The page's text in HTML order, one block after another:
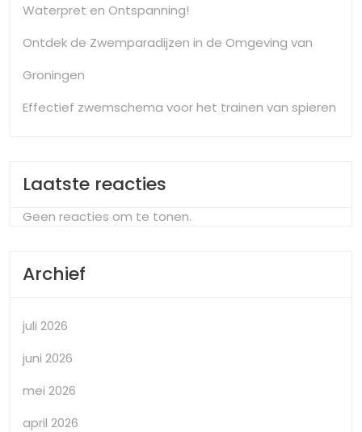
Waterpret en Ontspanning!
Ontdek de Zwemparadijzen in de Omgeving van
Groningen
Effectief zwemschema voor het trainen van spieren
Laatste reacties
Geen reacties om te tonen.
Archief
juli 2026
juni 2026
mei 2026
april 2026